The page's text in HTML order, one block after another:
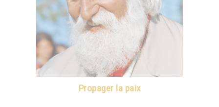
Propager la paix